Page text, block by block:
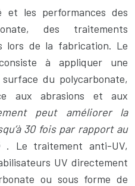
et les performances des
des traitements
lors de la fabrication. Le
à appliquer une
du polycarbonate,
aux abrasions et aux
peut améliorer la
30 fois par rapport au
. Le traitement anti-UV,
UV directement
ou sous forme de